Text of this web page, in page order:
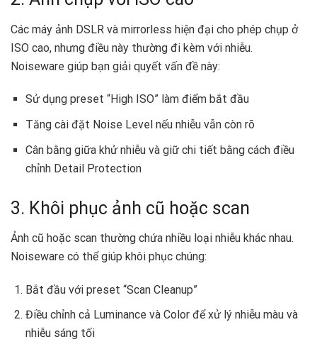
Các máy ảnh DSLR và mirrorless hiện đại cho phép chụp ở
ISO cao, nhưng điều này thường đi kèm với nhiễu.
Noiseware giúp bạn giải quyết vấn đề này:
Sử dụng preset “High ISO” làm điểm bắt đầu
Tăng cài đặt Noise Level nếu nhiễu vẫn còn rõ
Cân bằng giữa khử nhiễu và giữ chi tiết bằng cách điều
chỉnh Detail Protection
3. Khôi phục ảnh cũ hoặc scan
Ảnh cũ hoặc scan thường chứa nhiều loại nhiễu khác nhau.
Noiseware có thể giúp khôi phục chúng:
Bắt đầu với preset “Scan Cleanup”
Điều chỉnh cả Luminance và Color để xử lý nhiễu màu và
nhiễu sáng tối